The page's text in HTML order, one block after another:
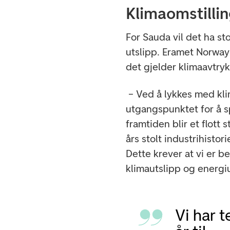
For Sauda vil det ha
utslipp. Eramet
det gjelder
– Ved å lykkes med
utgangspunktet for å
framtiden blir et flott
års stolt
Dette krever at vi er
klimautslipp og
Vi har